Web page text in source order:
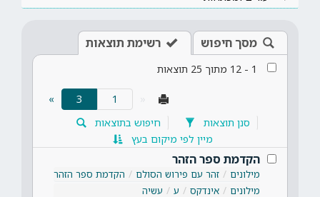
מסך חיפוש רשימת תוצאות
1
-
12 מתוך 25 תוצאות
3
(current)
»
סנן תוצאות
חיפוש בתוצאות
מיין לפי מיקום בעץ
הקדמת ספר הזהר
מילונים זהר עם פירוש הסולם
הקדמת ספר הזהר
מילונים
אינדקס ע עשיה